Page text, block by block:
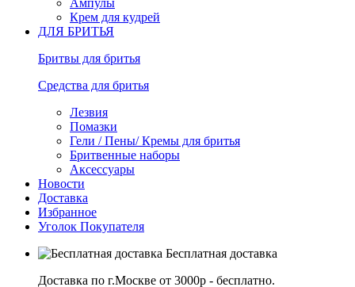
Ампулы
Крем для кудрей
ДЛЯ БРИТЬЯ
Бритвы для бритья
Средства для бритья
Лезвия
Помазки
Гели / Пены/ Кремы для бритья
Бритвенные наборы
Аксессуары
Новости
Доставка
Избранное
Уголок Покупателя
Бесплатная доставка
Доставка по г.Москве от 3000р - бесплатно.